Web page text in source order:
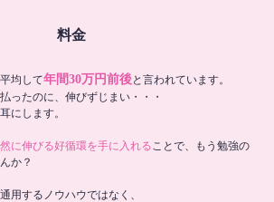
料金
均して年間30万円前後と言われています。
ったのに、伸びずじまい・・・
にします。
に伸びる好循環を手に入れる ことで、もう勉強の
か？
用するノウハウではなく、